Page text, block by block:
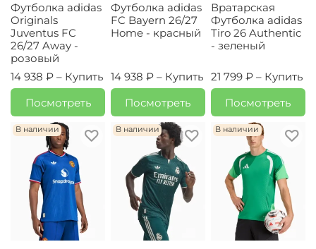
Футболка adidas
Originals
Juventus FC
26/27 Away -
розовый
14 938 ₽ – Купить
Посмотреть
Футболка adidas
FC Bayern 26/27
Home - красный
14 938 ₽ – Купить
Посмотреть
Вратарская
Футболка adidas
Tiro 26 Authentic
- зеленый
21 799 ₽ – Купить
Посмотреть
В наличии В наличии В наличии